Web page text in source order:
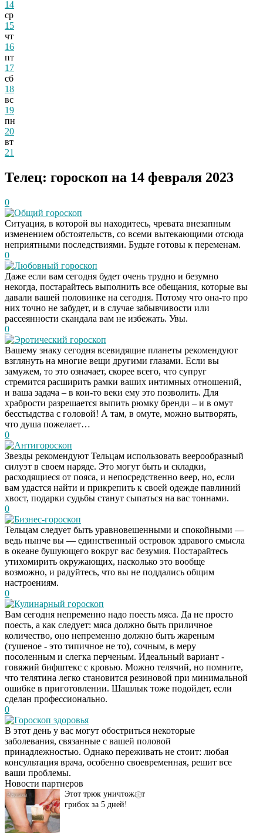
14
ср
15
чт
16
пт
17
сб
18
вс
19
пн
20
вт
21
Телец: гороскоп на 14 февраля 2023
0
Общий гороскоп
Ситуация, в которой вы находитесь, чревата внезапным
изменением обстоятельств, со всеми вытекающими отсюда
неприятными последствиями. Будьте готовы к переменам.
0
Любовный гороскоп
Даже если вам сегодня будет очень трудно и безумно
некогда, постарайтесь выполнить все обещания, которые вы
давали вашей половинке на сегодня. Потому что она-то про
них точно не забудет, и в случае забывчивости или
рассеянности скандала вам не избежать. Увы.
0
Эротический гороскоп
Вашему знаку сегодня всевидящие планеты рекомендуют
взглянуть на многие вещи другими глазами. Если вы
замужем, то это означает, скорее всего, что супруг
стремится расширить рамки ваших интимных отношений,
и ваша задача – в кои-то веки ему это позволить. Для
храбрости разрешается выпить рюмку бренди – и в омут
бесстыдства с головой! А там, в омуте, можно вытворять,
что душа пожелает…
0
Антигороскоп
Звезды рекомендуют Тельцам использовать веерообразный
силуэт в своем наряде. Это могут быть и складки,
расходящиеся от пояса, и непосредственно веер, но, если
вам удастся найти и прикрепить к своей одежде павлиний
хвост, подарки судьбы станут сыпаться на вас тоннами.
0
Бизнес-гороскоп
Тельцам следует быть уравновешенными и спокойными —
ведь нынче вы — единственный островок здравого смысла
в океане бушующего вокруг вас безумия. Постарайтесь
утихомирить окружающих, насколько это вообще
возможно, и радуйтесь, что вы не поддались общим
настроениям.
0
Кулинарный гороскоп
Вам сегодня непременно надо поесть мяса. Да не просто
поесть, а как следует: мяса должно быть приличное
количество, оно непременно должно быть жареным
(тушеное - это типичное не то), сочным, в меру
посоленным и слегка перченым. Идеальный вариант -
говяжий бифштекс с кровью. Можно телячий, но помните,
что телятина легко становится резиновой при минимальной
ошибке в приготовлении. Шашлык тоже подойдет, если
сделан профессионально.
0
Гороскоп здоровья
В этот день у вас могут обостриться некоторые
заболевания, связанные с вашей половой
принадлежностью. Однако переживать не стоит: любая
консультация врача, особенно своевременная, решит все
ваши проблемы.
Новости партнеров
i
Даже самый
запущенный грибок
исчезнет с корнем,
если перед сном…
i
Этот трюк уничтожает
грибок за 5 дней!